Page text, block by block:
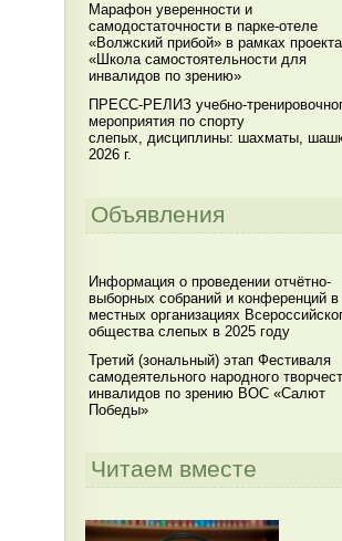
Марафон уверенности и
самодостаточности в парке-отеле
«Волжский прибой» в рамках проекта
«Школа самостоятельности для
инвалидов по зрению»
ПРЕСС-РЕЛИЗ учебно-
мероприятия по спорту
слепых, дисциплины: шахматы,
2026 г.
Объявления
Информация о проведении отчётно-
выборных собраний и конференций в
местных организациях
общества слепых в 2025 году
Третий (зональный) этап Фестиваля
самодеятельного народного
инвалидов по зрению ВОС «Салют
Победы»
Читаем вместе